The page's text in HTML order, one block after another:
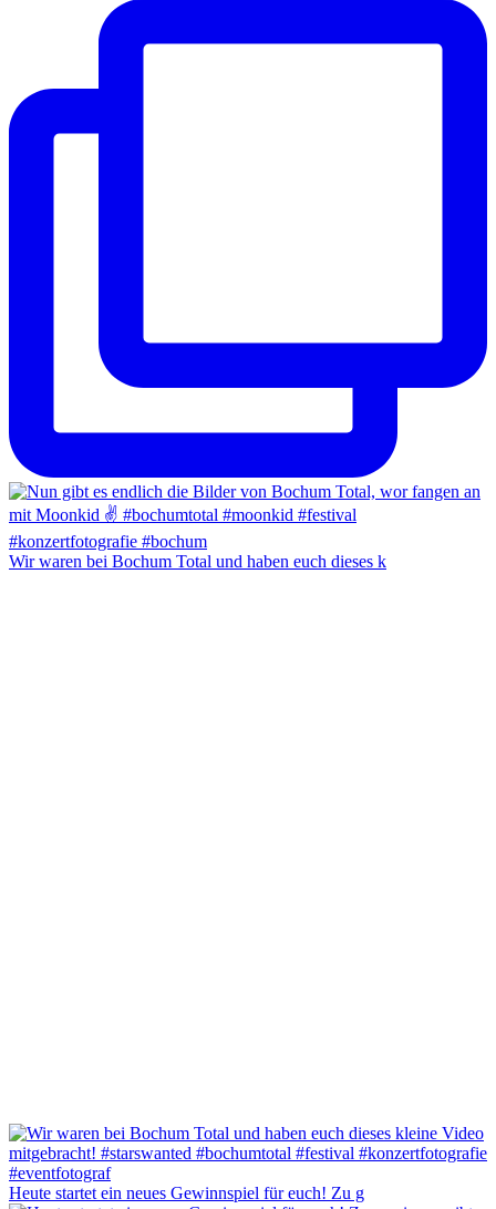
Wir waren bei Bochum Total und haben euch dieses k
Heute startet ein neues Gewinnspiel für euch! Zu g